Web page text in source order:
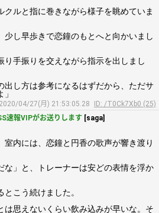
クルと指に巻きながら様子を眺めていま
少し早歩きで恋鐘のもとへと向かいまし
り手振りを交えながら指示を出しまし
出し方は参考になるはずだから、ただサ
2020/04/27(月) 21:53:05.28
ID: /T0Ck7Xb0 (25)
速報VIPがお送りします [saga]
室内には、恋鐘と円香の歌声が響き渡り
な」と、トレーナーは安どの表情を浮か
こう続けました。
は思えないくらい飲み込みが早いな。そ